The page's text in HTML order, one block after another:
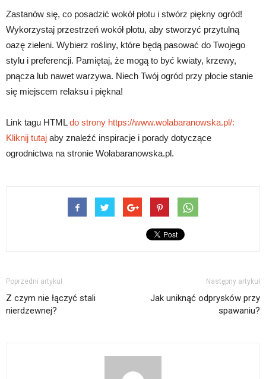
Zastanów się, co posadzić wokół płotu i stwórz piękny ogród!
Wykorzystaj przestrzeń wokół płotu, aby stworzyć przytulną
oazę zieleni. Wybierz rośliny, które będą pasować do Twojego
stylu i preferencji. Pamiętaj, że mogą to być kwiaty, krzewy,
pnącza lub nawet warzywa. Niech Twój ogród przy płocie stanie
się miejscem relaksu i piękna!
Link tagu HTMLdo strony https://www.wolabaranowska.pl/:
Kliknij tutaj aby znaleźć inspiracje i porady dotyczące
ogrodnictwa na stronie Wolabaranowska.pl.
Poprzedni artykuł
Z czym nie łączyć stali
nierdzewnej?
Następny artykuł
Jak uniknąć odprysków przy
spawaniu?